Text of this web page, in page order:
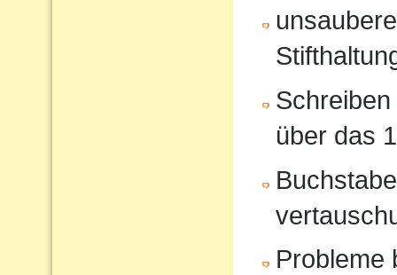
über das
Probleme